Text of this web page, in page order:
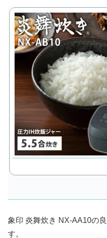
象印 炎舞炊き NX-AA10の
す。